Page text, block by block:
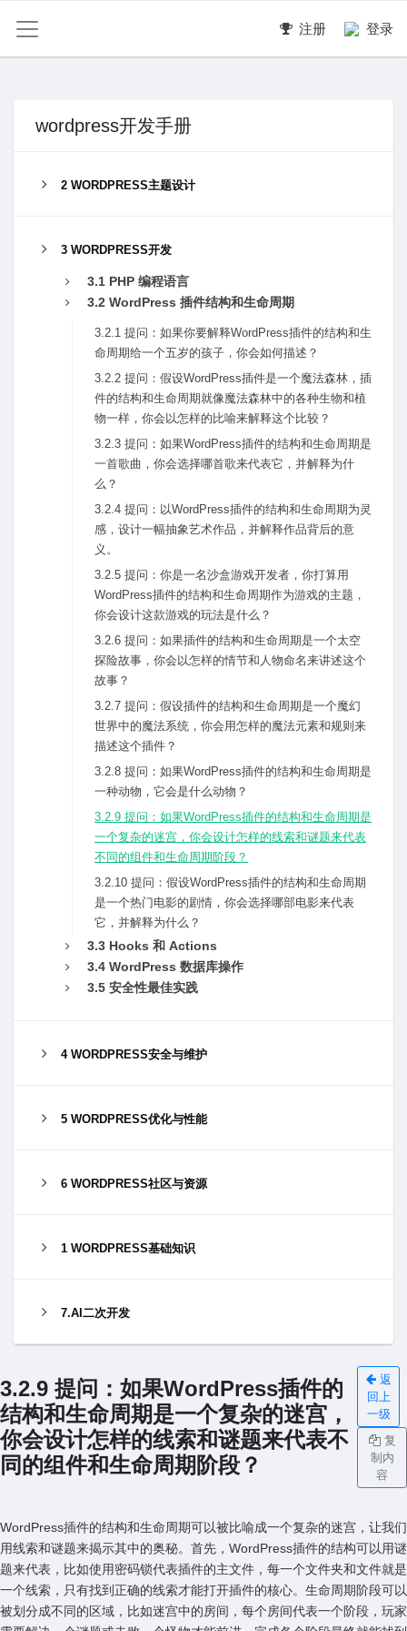
注册 登录
wordpress开发手册
2 WORDPRESS主题设计
3 WORDPRESS开发
3.1 PHP 编程语⾔
3.2 WordPress 插件结构和⽣命周期
3.2.1 提问：如果你要解释WordPress插件的结构和⽣
命周期给⼀个五岁的孩⼦，你会如何描述？
3.2.2 提问：假设WordPress插件是⼀个魔法森林，插
件的结构和⽣命周期就像魔法森林中的各种⽣物和植
物⼀样，你会以怎样的⽐喻来解释这个⽐较？
3.2.3 提问：如果WordPress插件的结构和⽣命周期是
⼀⾸歌曲，你会选择哪⾸歌来代表它，并解释为什
么？
3.2.4 提问：以WordPress插件的结构和⽣命周期为灵
感，设计⼀幅抽象艺术作品，并解释作品背后的意
义。
3.2.5 提问：你是⼀名沙盒游戏开发者，你打算⽤
WordPress插件的结构和⽣命周期作为游戏的主题，
你会设计这款游戏的玩法是什么？
3.2.6 提问：如果插件的结构和⽣命周期是⼀个太空
探险故事，你会以怎样的情节和⼈物命名来讲述这个
故事？
3.2.7 提问：假设插件的结构和⽣命周期是⼀个魔幻
世界中的魔法系统，你会⽤怎样的魔法元素和规则来
描述这个插件？
3.2.8 提问：如果WordPress插件的结构和⽣命周期是
⼀种动物，它会是什么动物？
3.2.9 提问：如果WordPress插件的结构和⽣命周期是
⼀个复杂的迷宫，你会设计怎样的线索和谜题来代表
不同的组件和⽣命周期阶段？
3.2.10 提问：假设WordPress插件的结构和⽣命周期
是⼀个热门电影的剧情，你会选择哪部电影来代表
它，并解释为什么？
3.3 Hooks 和 Actions
3.4 WordPress 数据库操作
3.5 安全性最佳实践
4 WORDPRESS安全与维护
5 WORDPRESS优化与性能
6 WORDPRESS社区与资源
1 WORDPRESS基础知识
7.AI二次开发
3.2.9 提问：如果WordPress插件的
结构和⽣命周期是⼀个复杂的迷宫，
你会设计怎样的线索和谜题来代表不
同的组件和⽣命周期阶段？
返
回上
一级
复
制内
容
WordPress插件的结构和⽣命周期可以被⽐喻成⼀个复杂的迷宫，让我们
⽤线索和谜题来揭⽰其中的奥秘。⾸先，WordPress插件的结构可以⽤谜
题来代表，⽐如使⽤密码锁代表插件的主⽂件，每⼀个⽂件夹和⽂件就是
⼀个线索，只有找到正确的线索才能打开插件的核⼼。⽣命周期阶段可以
被划分成不同的区域，⽐如迷宫中的房间，每个房间代表⼀个阶段，玩家